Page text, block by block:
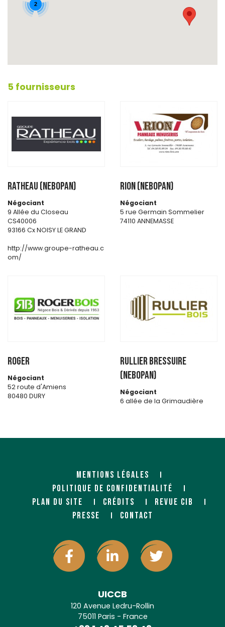
2
5 fournisseurs
RATHEAU (NEBOPAN)
Négociant
9 Allée du Closeau
CS40006
93166 Cx NOISY LE GRAND
http://www.groupe-ratheau.c
om/
RION (NEBOPAN)
Négociant
5 rue Germain Sommelier
74110 ANNEMASSE
ROGER
Négociant
52 route d'Amiens
80480 DURY
RULLIER BRESSUIRE
(NEBOPAN)
Négociant
6 allée de la Grimaudière
(NEBOPAN)
Négociant
6 rue de la Laiterie
MENTIONS LÉGALES
POLITIQUE DE CONFIDENTIALITÉ
PLAN DU SITE
CRÉDITS
REVUE CIB
PRESSE
CONTACT
UICCB
120 Avenue Ledru-Rollin
75011 Paris - France